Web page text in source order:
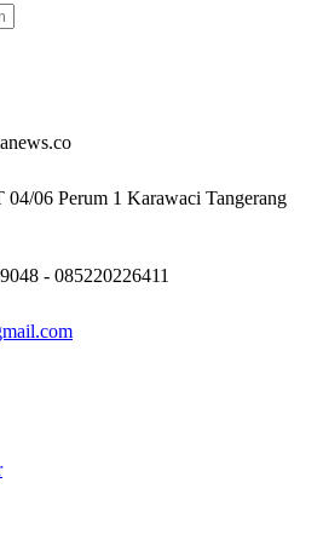
06 Perum 1 Karawaci Tangerang
- 085220226411